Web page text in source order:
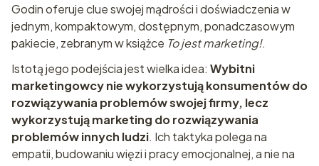
Godin oferuje clue swojej mądrości i doświadczenia w
jednym, kompaktowym, dostępnym, ponadczasowym
pakiecie, zebranym w książce To jest marketing!.
Istotą jego podejścia jest wielka idea: Wybitni
marketingowcy nie wykorzystują konsumentów do
rozwiązywania problemów swojej firmy, lecz
wykorzystują marketing do rozwiązywania
problemów innych ludzi. Ich taktyka polega na
empatii, budowaniu więzi i pracy emocjonalnej, a nie na